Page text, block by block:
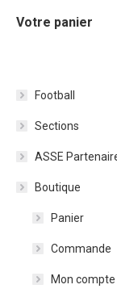
Votre panier
Football
Sections
ASSE
Boutique
Panier
Commande
Mon compte